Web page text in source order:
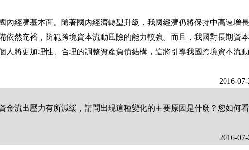
內經濟基本面。隨著國內經濟轉型升級，我國經濟仍將保持中高速增
然充裕，防範跨境資本流動風險的能力較強。而且，我國對長期資
將更加理性、合理的調整資產負債結構，這將引導我國跨境資本流
2016-
金流出壓力有所減緩，請問出現這種變化的主要原因是什麼？您如何
2016-